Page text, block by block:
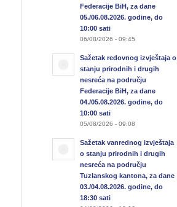
Federacije BiH, za dane
05./06.08.2026. godine, do
10:00 sati
06/08/2026 - 09:45
Sažetak redovnog izvještaja o
stanju prirodnih i drugih
nesreća na području
Federacije BiH, za dane
04./05.08.2026. godine, do
10:00 sati
05/08/2026 - 09:08
Sažetak vanrednog izvještaja
o stanju prirodnih i drugih
nesreća na području
Tuzlanskog kantona, za dane
03./04.08.2026. godine, do
18:30 sati